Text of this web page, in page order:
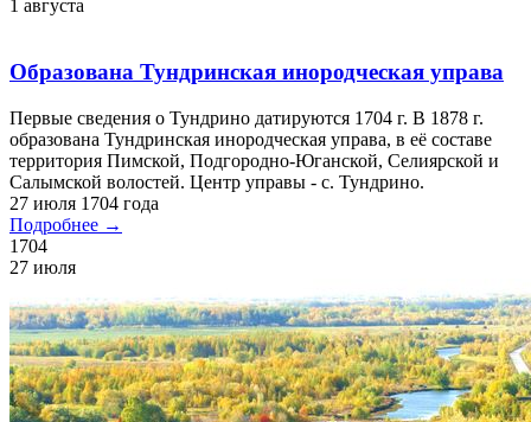
1 августа
Образована Тундринская инородческая управа
Первые сведения о Тундрино датируются 1704 г. В 1878 г.
образована Тундринская инородческая управа, в её составе
территория Пимской, Подгородно-Юганской, Селиярской и
Салымской волостей. Центр управы - с. Тундрино.
27 июля 1704 года
Подробнее →
1704
27 июля